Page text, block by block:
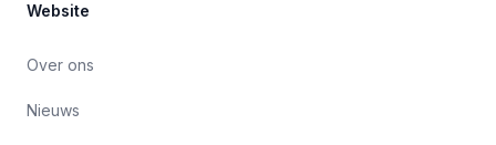
Website
Over ons
Nieuws